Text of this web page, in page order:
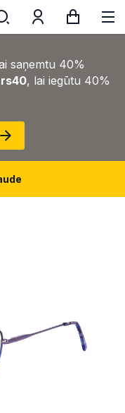
saņemtu 40%
, lai iegūtu 40%